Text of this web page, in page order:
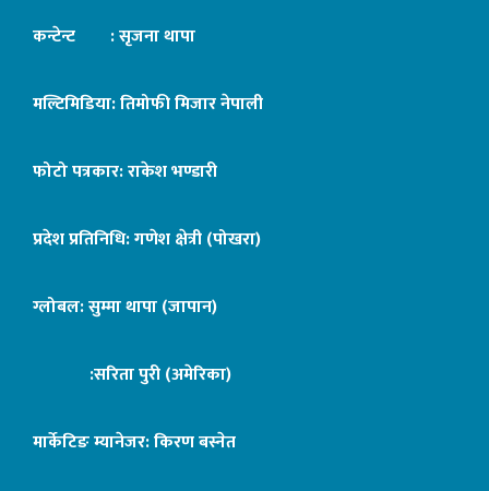
कन्टेन्ट : सृजना थापा
मल्टिमिडिया: तिमोफी मिजार नेपाली
फोटो पत्रकार: राकेश भण्डारी
प्रदेश प्रतिनिधि: गणेश क्षेत्री (पोखरा)
ग्लोबल: सुम्मा थापा (जापान)
:सरिता पुरी (अमेरिका)
मार्केटिङ म्यानेजर: किरण बस्नेत